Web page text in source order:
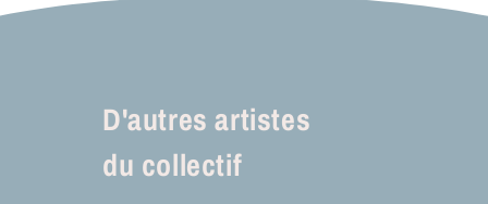
D'autres artistes
du collectif